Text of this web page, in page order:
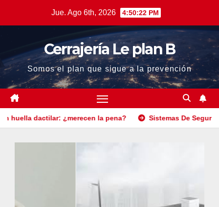
Jue. Ago 6th, 2026 4:50:24 PM
Cerrajería Le plan B
Somos el plan que sigue a la prevención
¿merecen la pena? Sistemas De Seguridad Para